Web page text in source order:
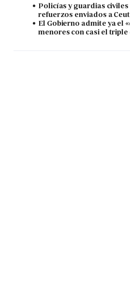
Policías y guardias
refuerzos enviados a
El Gobierno admite ya el
menores con casi el